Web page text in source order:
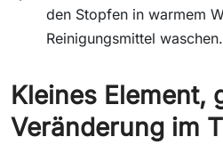
den Stopfen in warmem
Reinigungsmittel waschen.
Kleines Element,
Veränderung im